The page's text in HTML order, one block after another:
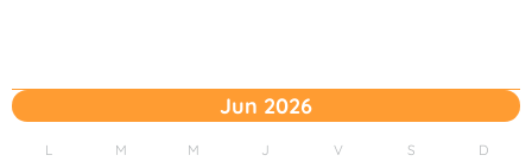
Jun 2026
L M M J V S D